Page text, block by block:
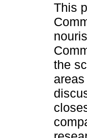
This
the